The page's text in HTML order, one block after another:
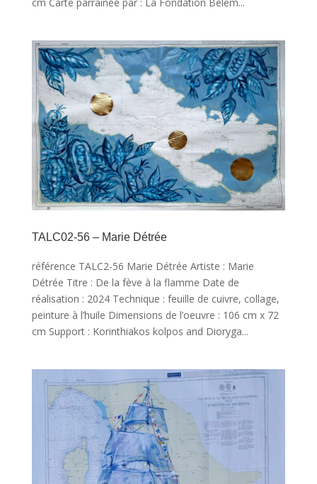
TALC02-56 – Marie Détrée
référence TALC2-56 Marie Détrée Artiste : Marie
Détrée Titre : De la fève à la flamme Date de
réalisation : 2024 Technique : feuille de cuivre, collage,
peinture à l’huile Dimensions de l’oeuvre : 106 cm x 72
cm Support : Korinthiakos kolpos and Dioryga...